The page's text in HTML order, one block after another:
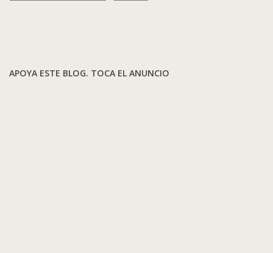
APOYA ESTE BLOG. TOCA EL ANUNCIO